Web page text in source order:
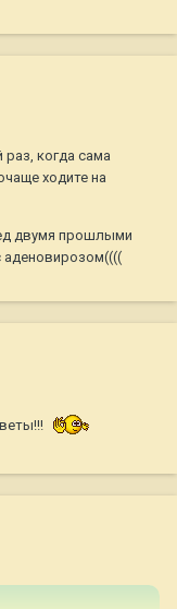
когда сама
ходите на
двумя прошлыми
аденовирозом((((